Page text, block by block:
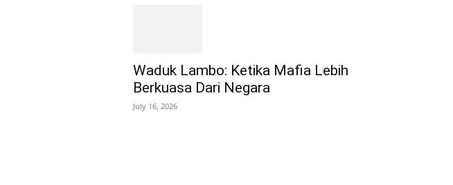
Waduk Lambo: Ketika Mafia Lebih
Berkuasa Dari Negara
July 16, 2026